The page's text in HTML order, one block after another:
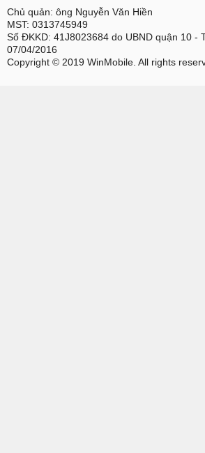
Chủ quản: ông Nguyễn Văn Hiền
MST: 0313745949
Số ĐKKD: 41J8023684 do UBND quận 10 -
07/04/2016
Copyright © 2019 WinMobile. All rights